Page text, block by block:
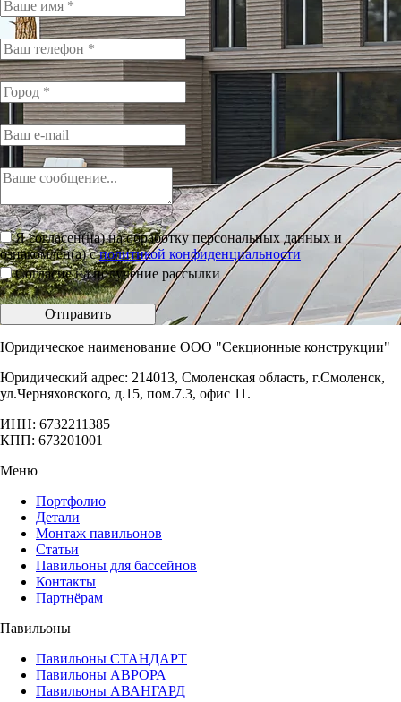
Я согласен(на) на обработку персональных данных и
ознакомлен(а) сполитикой конфиденциальности
Согласие на получение рассылки
Отправить
Юридическое наименование ООО "Секционные конструкции"
Юридический адрес: 214013, Смоленская область, г.Смоленск,
ул.Черняховского, д.15, пом.7.3, офис 11.
ИНН: 6732211385
КПП: 673201001
Меню
Портфолио
Детали
Монтаж павильонов
Статьи
Павильоны для бассейнов
Контакты
Партнёрам
Павильоны
Павильоны СТАНДАРТ
Павильоны АВРОРА
Павильоны АВАНГАРД